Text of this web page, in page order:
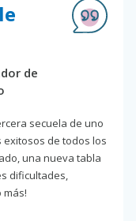
de
secuela de uno
de todos los
una nueva tabla
dificultades,
más!